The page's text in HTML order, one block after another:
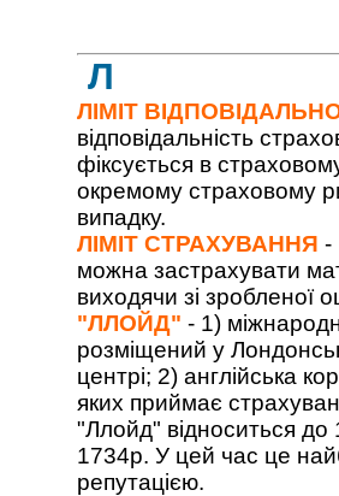
Л
ЛІМІТ
відповідальність
фіксується в
окремому страховому
випадку.
ЛІМІТ СТРАХУВАННЯ -
можна застрахувати
виходячи зі зробленої
"ЛЛОЙД" - 1)
розміщений у
центрі; 2) англійська
яких приймає
"Ллойд" відноситься
1734р. У цей час це
репутацією.